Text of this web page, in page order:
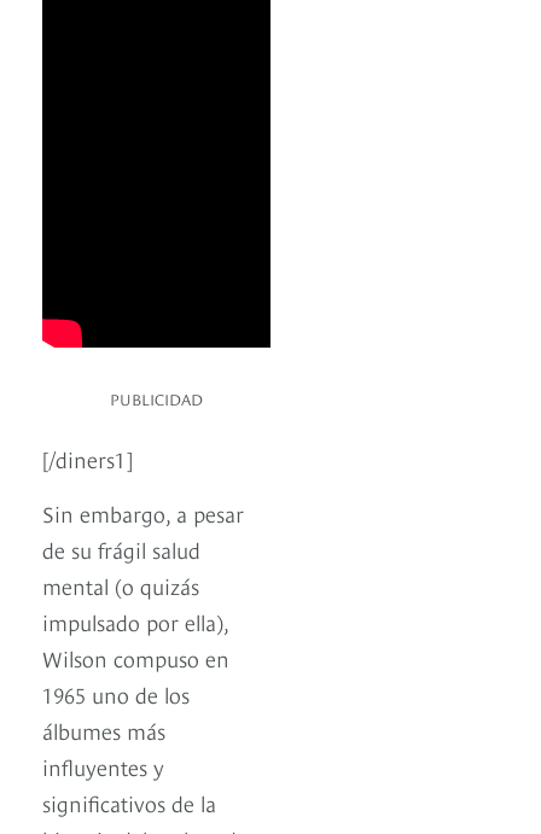
PUBLICIDAD
[/diners1]
Sin embargo, a pesar
de su frágil salud
mental (o quizás
impulsado por ella),
Wilson compuso en
1965 uno de los
álbumes más
influyentes y
significativos de la